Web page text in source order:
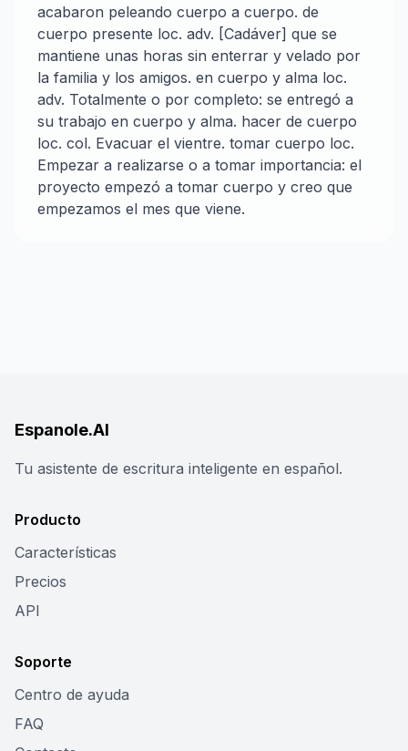
acabaron peleando cuerpo a cuerpo. de
cuerpo presente loc. adv. [Cadáver] que se
mantiene unas horas sin enterrar y velado por
la familia y los amigos. en cuerpo y alma loc.
adv. Totalmente o por completo: se entregó a
su trabajo en cuerpo y alma. hacer de cuerpo
loc. col. Evacuar el vientre. tomar cuerpo loc.
Empezar a realizarse o a tomar importancia: el
proyecto empezó a tomar cuerpo y creo que
empezamos el mes que viene.
Espanole.AI
Tu asistente de escritura inteligente en español.
Producto
Características
Precios
API
Soporte
Centro de ayuda
FAQ